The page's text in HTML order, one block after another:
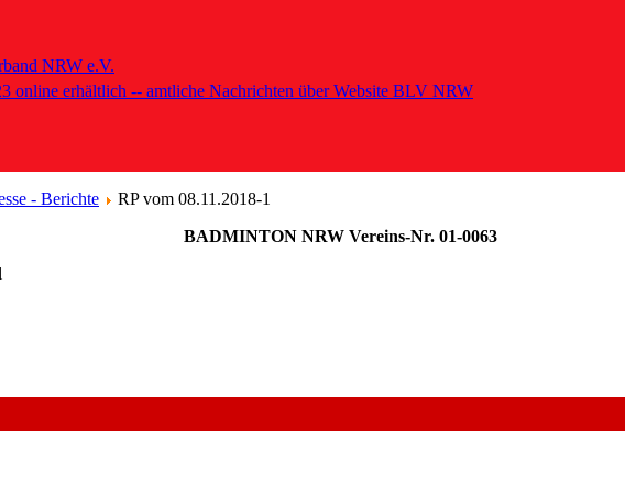
NRW e.V.
online erhältlich -- amtliche Nachrichten über Website BLV NRW
- Berichte
RP vom 08.11.2018-1
BADMINTON NRW Vereins-Nr. 01-0063